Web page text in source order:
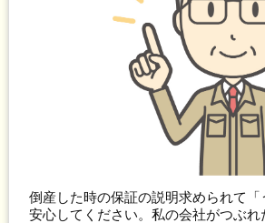
倒産した時の保証の説明求められて「
安心してください。私の会社がつぶれ